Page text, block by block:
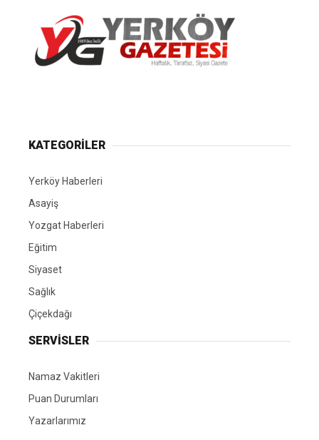
KATEGORİLER
Yerköy Haberleri
Asayiş
Yozgat Haberleri
Eğitim
Siyaset
Sağlık
Çiçekdağı
SERVİSLER
Namaz Vakitleri
Puan Durumları
Yazarlarımız